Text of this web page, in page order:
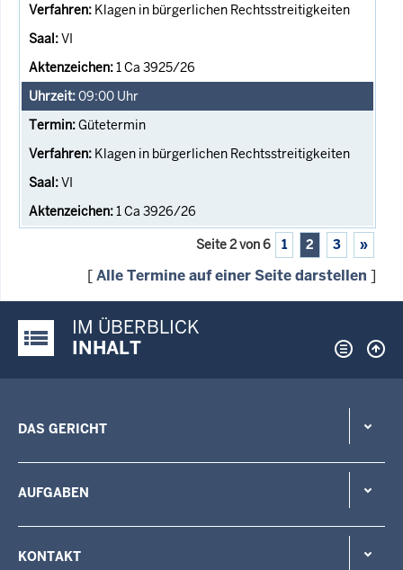
Klagen in bürgerlichen Rechtsstreitigkeiten
VI
1 Ca 3925/26
09:00 Uhr
Gütetermin
Klagen in bürgerlichen Rechtsstreitigkeiten
VI
1 Ca 3926/26
Seite 2 von 6 1 2 3 »
[Alle Termine auf einer Seite darstellen ]
Justiz-Portal im Überblick:
IM ÜBERBLICK
INHALT
DAS GERICHT
AUFGABEN
KONTAKT